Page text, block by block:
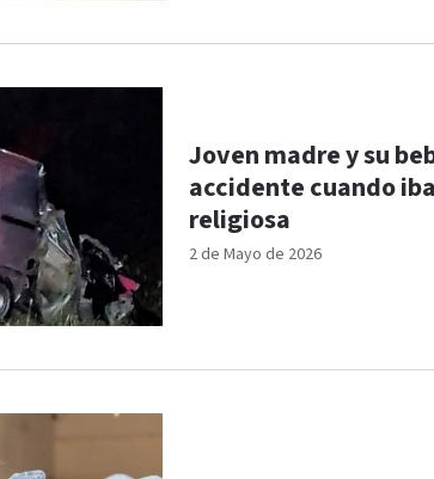
2 de Mayo de 2026
Joven madre y su
accidente cuando
religiosa